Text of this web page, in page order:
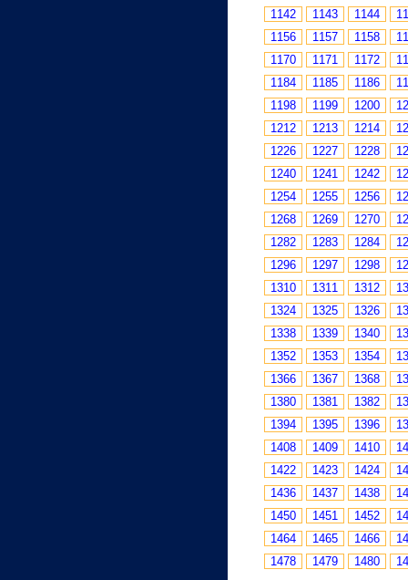
1142
1143 1144
1156
1157 1158
1170
1171 1172
1184
1185 1186
1198
1199 1200
1212
1213 1214
1226
1227 1228
1240
1241 1242
1254
1255 1256
1268
1269 1270
1282
1283 1284
1296
1297 1298
1310
1311 1312
1324
1325 1326
1338
1339 1340
1352
1353 1354
1366
1367 1368
1380
1381 1382
1394
1395 1396
1408
1409 1410
1422
1423 1424
1436
1437 1438
1450
1451 1452
1464
1465 1466
1478
1479 1480